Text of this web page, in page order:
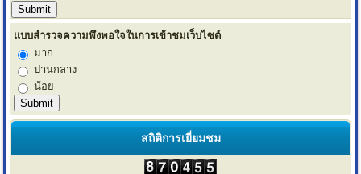
แบบสำรวจความพึงพอใจในการเข้าชมเว็บไซต์
มาก
ปานกลาง
น้อย
สถิติการเยี่ยมชม